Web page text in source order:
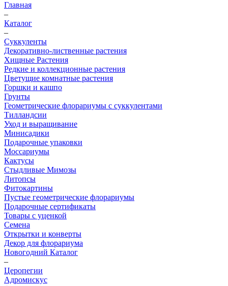
Главная
–
Каталог
–
Суккуленты
Декоративно-лиственные растения
Хищные Растения
Редкие и коллекционные растения
Цветущие комнатные растения
Горшки и кашпо
Грунты
Геометрические флорариумы с суккулентами
Тилландсии
Уход и выращивание
Минисадики
Подарочные упаковки
Моссариумы
Кактусы
Стыдливые Мимозы
Литопсы
Фитокартины
Пустые геометрические флорариумы
Подарочные сертификаты
Товары с уценкой
Семена
Открытки и конверты
Декор для флорариума
Новогодний Каталог
–
Церопегии
Адромискус